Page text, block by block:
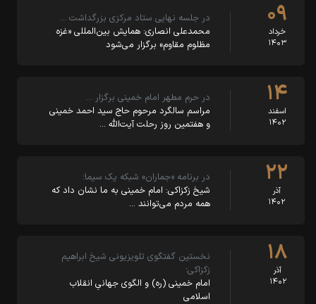
۰۹
خرداد
۱۴۰۳
در جلسه نهایی ستاد مرکزی بزرگداشت …
محمدعلی انصاری: همایش بین‌المللی «غزه
مظلوم مقاوم» برگزار می‌شود
۱۴
اسفند
۱۴۰۲
در حرم مطهر امام خمینی برگزار …
مراسم سالگرد مرحوم حاج سید احمد خمینی
و هفتمین روز رحلت آیت‌الله …
۲۲
آذر
۱۴۰۲
در برنامه «جماران» شبکه یک سیما؛
شیخ زکزاکی: امام خمینی به ما نشان داد که
همه مردم می‌توانند …
۱۸
آذر
۱۴۰۲
نخستین گفتگوی تلویزیونی شیخ ابراهیم
زکزاکی؛
امام خمینی (ره) و الگوی جهانیِ انقلاب
اسلامی